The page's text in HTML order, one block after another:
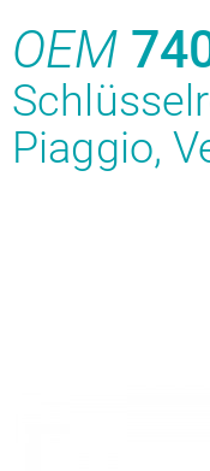
OEM
Piaggio,